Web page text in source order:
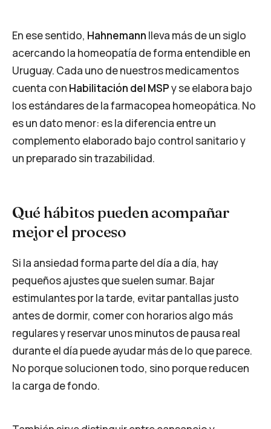
En ese sentido, Hahnemann lleva más de un siglo
acercando la homeopatía de forma entendible en
Uruguay. Cada uno de nuestros medicamentos
cuenta con Habilitación del MSPy se elabora bajo
los estándares de la farmacopea homeopática. No
es un dato menor: es la diferencia entre un
complemento elaborado bajo control sanitario y
un preparado sin trazabilidad.
Qué hábitos pueden acompañar
mejor el proceso
Si la ansiedad forma parte del día a día, hay
pequeños ajustes que suelen sumar. Bajar
estimulantes por la tarde, evitar pantallas justo
antes de dormir, comer con horarios algo más
regulares y reservar unos minutos de pausa real
durante el día puede ayudar más de lo que parece.
No porque solucionen todo, sino porque reducen
la carga de fondo.